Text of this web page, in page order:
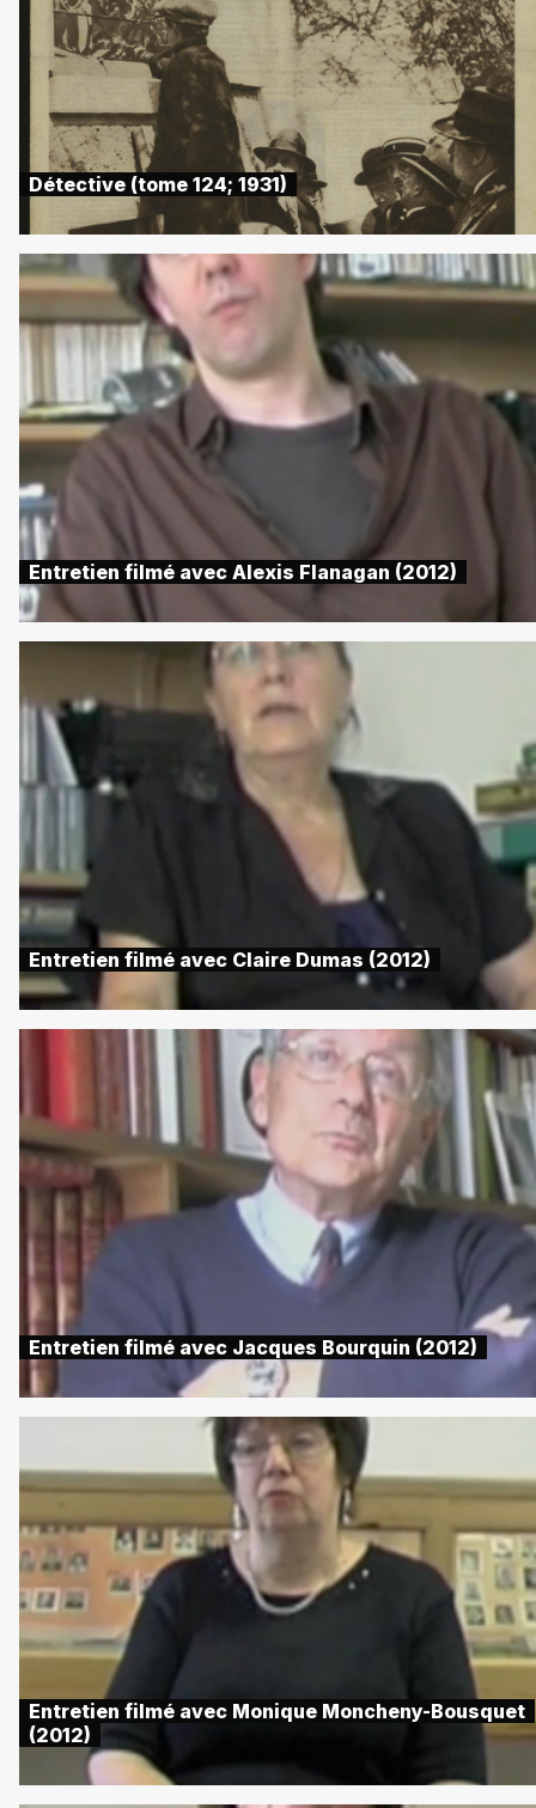
Détective (tome 124; 1931)
Entretien filmé avec Alexis Flanagan (2012)
Entretien filmé avec Claire Dumas (2012)
Entretien filmé avec Jacques Bourquin (2012)
Entretien filmé avec Monique Moncheny-Bousquet
(2012)